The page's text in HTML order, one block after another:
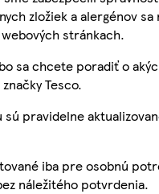
zložiek a alergénov
stránkach.
sa chcete poradiť o
Tesco.
pravidelne
iba pre osobnú
náležitého potvrdenia.